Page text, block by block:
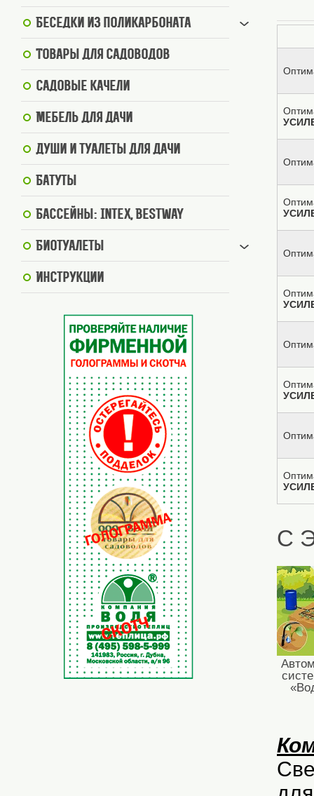
Беседки из поликарбоната
Товары для садоводов
Садовые качели
Мебель для дачи
Души и туалеты для дачи
Батуты
Бассейны: Intex, BestWay
Биотуалеты
Инструкции
С